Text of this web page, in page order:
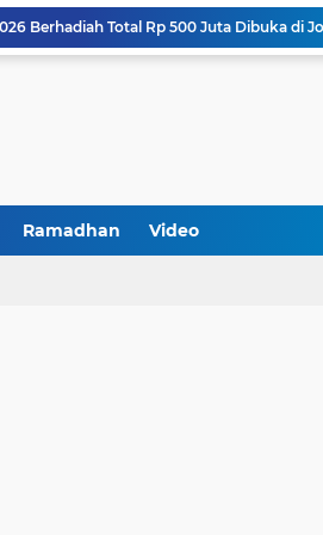
Kemerdekaan
Ramadhan Video